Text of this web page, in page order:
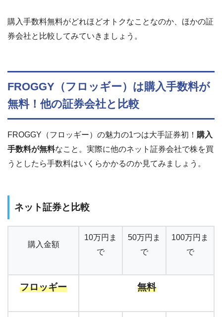
購入手数料無料がどれほどオトクなことなのか、ほかの証
券会社と比較してみていきましょう。
FROGGY（フロッギー）は購入手数料が
無料！他の証券会社と比較
FROGGY（フロッギー）の魅力の1つは大手証券初！ 購入
手数料が無料なこと。実際に他のネット証券会社で株を買
うとしたら手数料はいくらかかるのか見てみましょう。
ネット証券と比較
購入金額
10万円ま
で
50万円ま
で
100万円ま
で
フロッギー 無料